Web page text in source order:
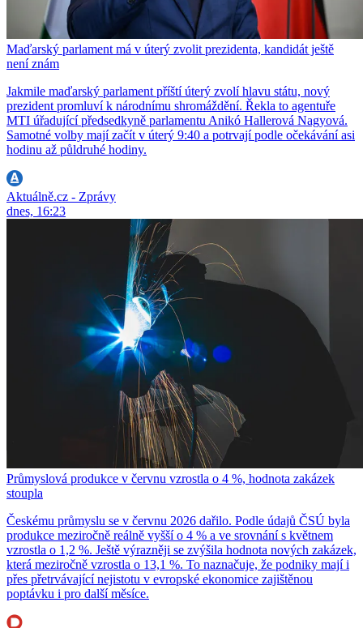
Maďarský parlament má v úterý zvolit prezidenta, kandidát ještě
není znám
Jakmile maďarský parlament příští úterý zvolí hlavu státu, nový
prezident promluví k národnímu shromáždění. Řekla to agentuře
MTI úřadující předsedkyně parlamentu Anikó Hallerová Nagyová.
Samotné volby mají začít v úterý 9:40 a potrvají podle očekávání asi
hodinu až půldruhé hodiny.
Aktuálně.cz - Zprávy
dnes, 16:23
Průmyslová produkce v červnu vzrostla o 4 %, hodnota zakázek
stoupla
Českému průmyslu se v červnu 2026 dařilo. Podle údajů ČSÚ byla
produkce meziročně reálně vyšší o 4 % a ve srovnání s květnem
vzrostla o 1,2 %. Ještě výrazněji se zvýšila hodnota nových zakázek,
která meziročně vzrostla o 13,1 %. To naznačuje, že podniky mají i
přes přetrvávající nejistotu v evropské ekonomice zajištěnou
poptávku i pro další měsíce.